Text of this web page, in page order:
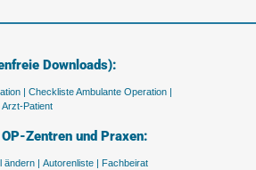
Downloads):
| Checkliste Ambulante Operation |
Patient
Zentren und Praxen:
ändern | Autorenliste | Fachbeirat